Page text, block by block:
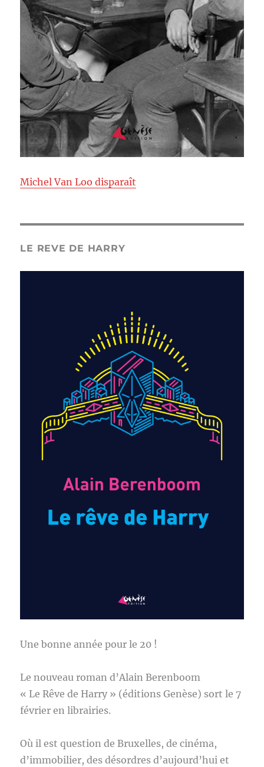
Michel Van Loo disparaît
LE REVE DE HARRY
Une bonne année pour le 20 !
Le nouveau roman d’Alain Berenboom
« Le Rêve de Harry » (éditions Genèse) sort le 7
février en librairies.
Où il est question de Bruxelles, de cinéma,
d’immobilier, des désordres d’aujourd’hui et